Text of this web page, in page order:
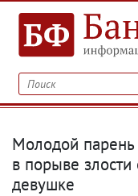
Молодой парень
в порыве
девушке